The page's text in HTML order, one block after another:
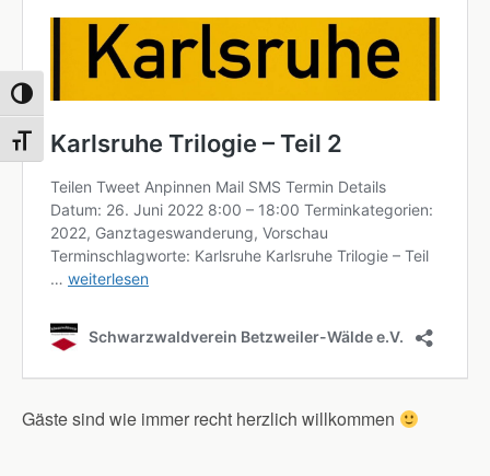
Umschalten auf hohe Kontraste
Schrift vergrößern
Gäste sind wie immer recht herzlich willkommen